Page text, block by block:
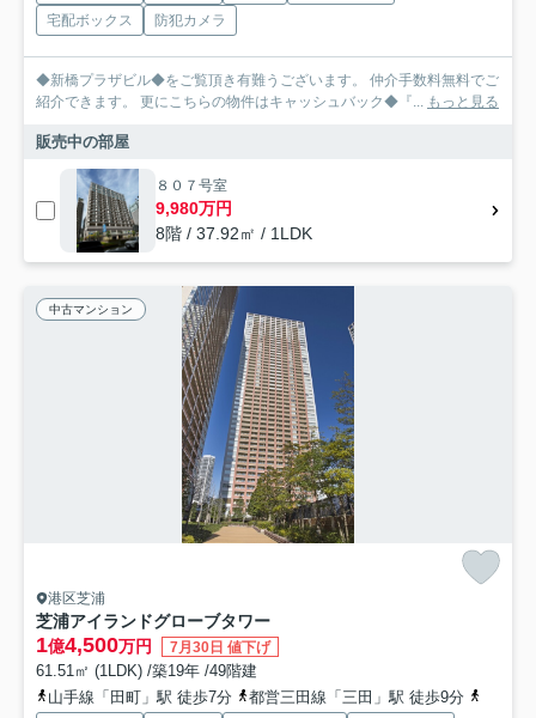
宅配ボックス
防犯カメラ
◆新橋プラザビル◆をご覧頂き有難うございます。 仲介手数料無料でご
紹介できます。 更にこちらの物件はキャッシュバック◆『... もっと見る
販売中の部屋
８０７号室
9,980万円
8階 / 37.92㎡ / 1LDK
中古マンション
港区芝浦
芝浦アイランドグローブタワー
1億4,500万円 7月30日 値下げ
61.51㎡ (1LDK) /築19年 /49階建
山手線「田町」駅 徒歩7分
都営三田線「三田」駅 徒歩9分